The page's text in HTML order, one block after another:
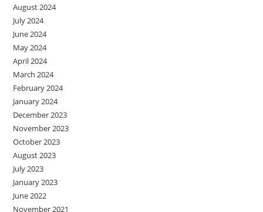
August 2024
July 2024
June 2024
May 2024
April 2024
March 2024
February 2024
January 2024
December 2023
November 2023
October 2023
August 2023
July 2023
January 2023
June 2022
November 2021